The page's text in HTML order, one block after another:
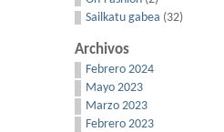
Sailkatu gabea (32)
Archivos
Febrero 2024
Mayo 2023
Marzo 2023
Febrero 2023